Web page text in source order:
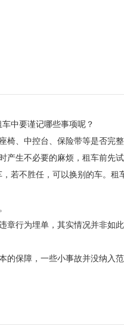
中要谨记哪些事项呢？
椅、中控台、保险带等是否完整
生不必要的麻烦，租车前先试
若不胜任，可以换别的车。租
章行为埋单，其实情况并非如
的保障，一些小事故并没纳入